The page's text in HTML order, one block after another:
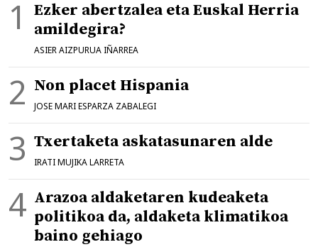
Ezker abertzalea eta Euskal Herria
amildegira?
ASIER AIZPURUA IÑARREA
Non placet Hispania
JOSE MARI ESPARZA ZABALEGI
Txertaketa askatasunaren alde
IRATI MUJIKA LARRETA
Arazoa aldaketaren kudeaketa
politikoa da, aldaketa klimatikoa
baino gehiago